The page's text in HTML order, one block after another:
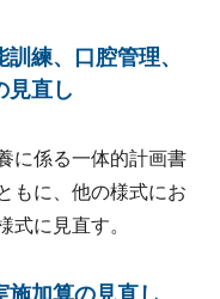
練、口腔管理、
見直し
に係る一体的計画書
もに、他の様式にお
式に見直す。
施加算の見直し